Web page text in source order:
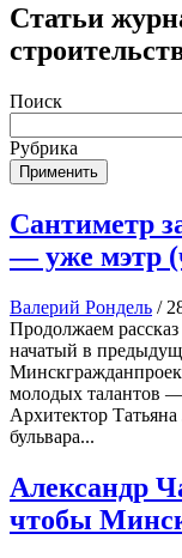
Статьи
Поиск
Рубрика
Применить
Сантиметр
— уже мэтр
Валерий Рондель /
Продолжаем
начатый в
молодых талантов
Архитектор
бульвара...
Александр
чтобы